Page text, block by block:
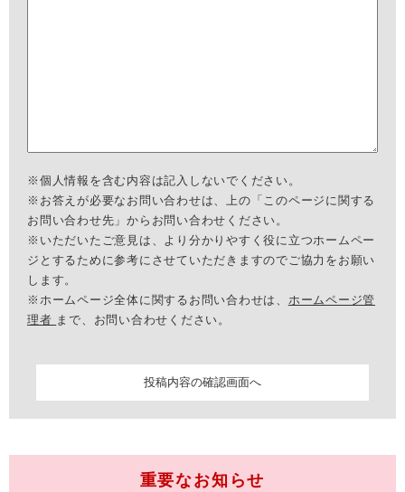
※個人情報を含む内容は記入しないでください。
※お答えが必要なお問い合わせは、上の「このページに関する
お問い合わせ先」からお問い合わせください。
※いただいたご意見は、より分かりやすく役に立つホームペー
ジとするために参考にさせていただきますのでご協力をお願い
します。
※ホームページ全体に関するお問い合わせは、 ホームページ管
理者 まで、お問い合わせください。
重要なお知らせ